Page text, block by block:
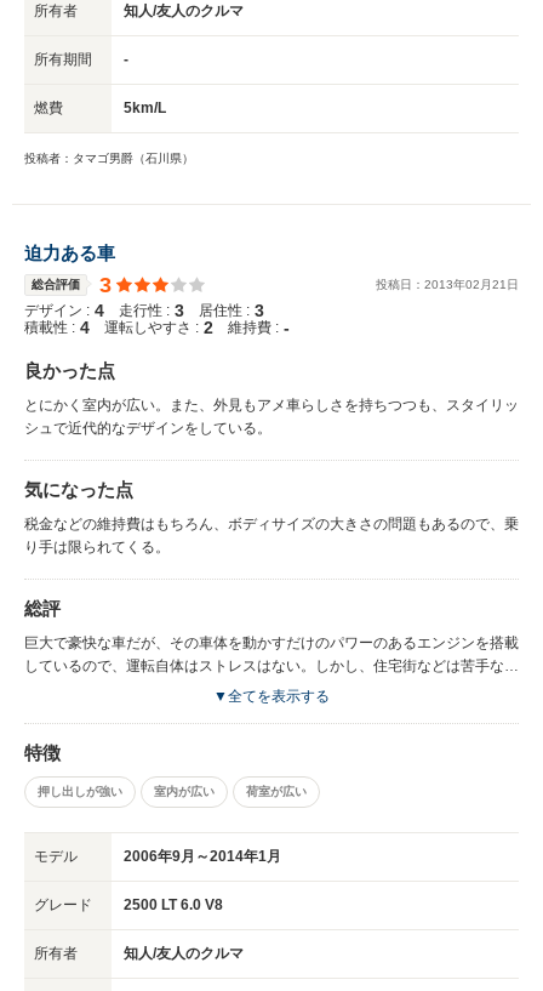
所有者 知人/友人のクルマ
所有期間 -
燃費 5km/L
投稿者：タマゴ男爵（石川県）
迫力ある車
総合評価 3 投稿日： 2013年02 月21 日
デザイン : 4 走行性 : 3 居住性 : 3
積載性 : 4 運転しやすさ : 2 維持費 : -
良かった点
とにかく室内が広い。また、外見もアメ車らしさを持ちつつも、スタイリッ
シュで近代的なデザインをしている。
気になった点
税金などの維持費はもちろん、ボディサイズの大きさの問題もあるので、乗
り手は限られてくる。
総評
巨大で豪快な車だが、その車体を動かすだけのパワーのあるエンジンを搭載
しているので、運転自体はストレスはない。しかし、住宅街などは苦手なの
▼全てを表示する
特徴
押し出しが強い 室内が広い 荷室が広い
モデル 2006年9月～2014年1月
グレード 2500 LT 6.0 V8
所有者 知人/友人のクルマ